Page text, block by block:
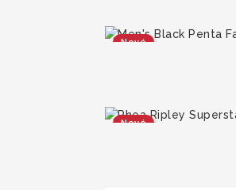
Nové
Nové